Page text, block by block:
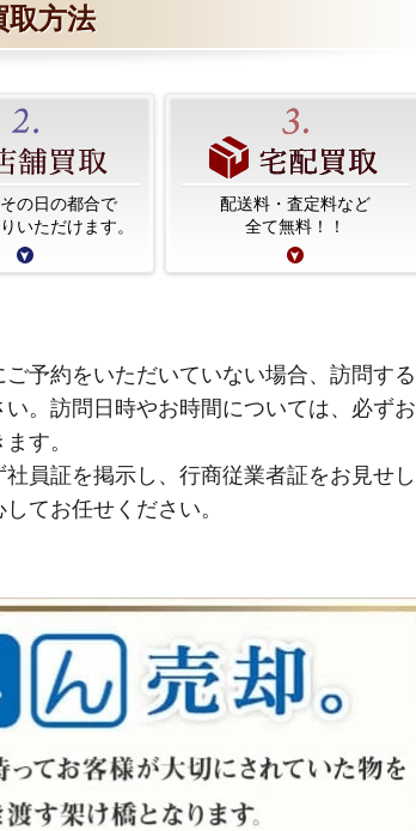
取方法
の日の都合で
いただけます。
配送料・査定料など
全て無料！！
予約をいただいていない場合、訪問する
。訪問日時やお時間については、必ずお
す。
員証を掲示し、行商従業者証をお見せし
てお任せください。